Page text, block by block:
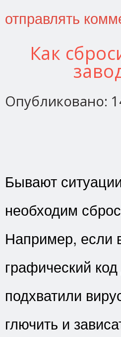
отправлять
Как
Опубликовано:
Бывают
необходим
Например, если
графический
подхватили
глючить и